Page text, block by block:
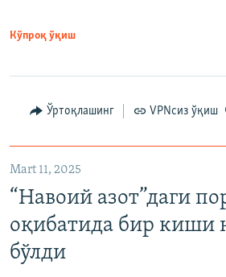
Кўпроқ ўқиш
Ўртоқлашинг VPNсиз ўқиш
Mart 11, 2025
“Навоий азот”даги
оқибатида бир киши
бўлди